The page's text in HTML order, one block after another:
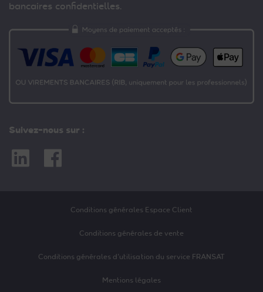
bancaires confidentielles.
Suivez-nous sur :
LinkedinFacebook
Conditions générales Espace Client
Conditions générales de vente
Conditions générales d’utilisation du service FRANSAT
Mentions légales